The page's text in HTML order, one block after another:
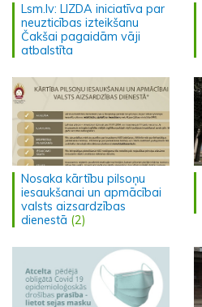
Lsm.lv: LIZDA iniciatīva par
neuzticības izteikšanu
Čakšai pagaidām vāji
atbalstīta
Nosaka kārtību pilsoņu
iesaukšanai un apmācībai
valsts aizsardzības
dienestā (2)